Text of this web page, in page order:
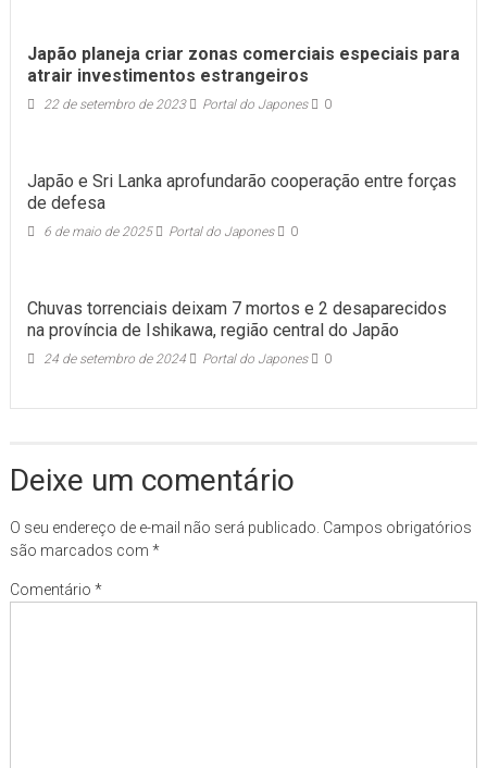
Japão planeja criar zonas comerciais especiais para
atrair investimentos estrangeiros
22 de setembro de 2023 Portal do Japones 0
Japão e Sri Lanka aprofundarão cooperação entre forças
de defesa
6 de maio de 2025 Portal do Japones 0
Chuvas torrenciais deixam 7 mortos e 2 desaparecidos
na província de Ishikawa, região central do Japão
24 de setembro de 2024 Portal do Japones 0
Deixe um comentário
O seu endereço de e-mail não será publicado. Campos obrigatórios
são marcados com *
Comentário *